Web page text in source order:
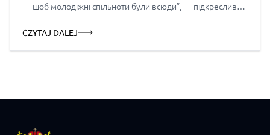
— щоб молодіжні спільноти були всюди”, — підкреслив
душпастирства вл. Євген, архиєпископ і митрополит
представниками молодіжних спільнот Архиєпархії та їх
CZYTAJ DALEJ